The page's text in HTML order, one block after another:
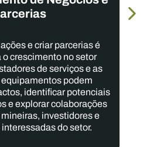
e criar parcerias é
crescimento no setor
de serviços e as
podem
identificar potenciais
e explorar colaborações
investidores e
do setor.